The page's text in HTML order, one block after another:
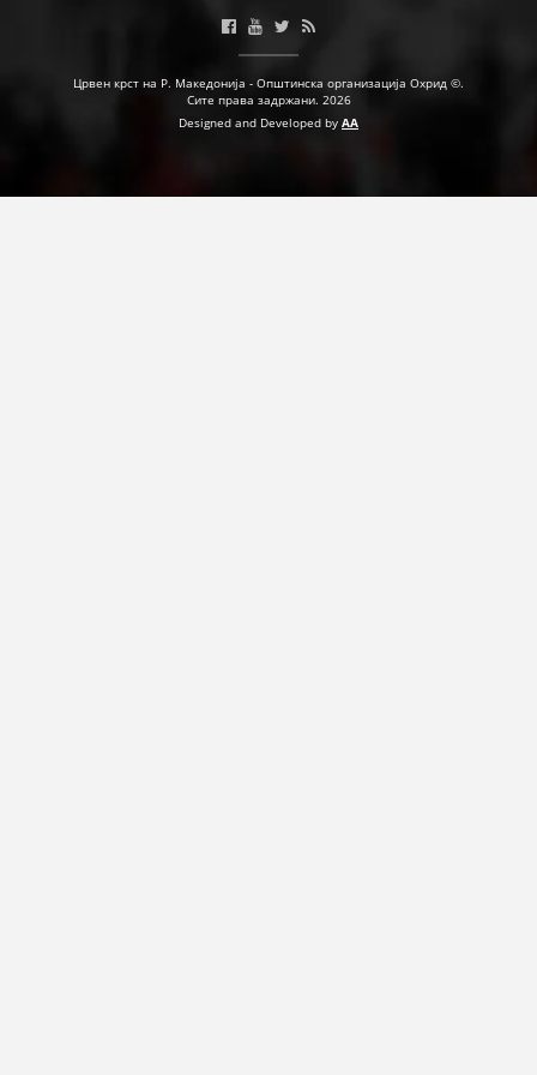
Црвен крст на Р. Македонија - Општинска организација Охрид ©.
Сите права задржани. 2026
Designed and Developed by AA